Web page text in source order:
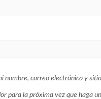
nombre, correo electrónico y
para la próxima vez que haga un